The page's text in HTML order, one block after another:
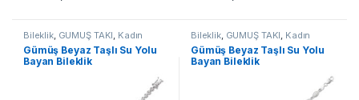
Bileklik, GÜMÜŞ TAKI Kadın
Bileklikleri Su Yolu Bileklikler
Gümüş Beyaz Taşlı Su Yolu
Bayan Bileklik
Bileklik, GÜMÜŞ TAKI Kadın
Bileklikleri Su Yolu Bileklikler
Gümüş Beyaz Taşlı Su Yolu
Bayan Bileklik